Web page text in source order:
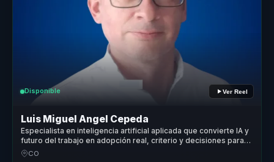
Disponible Ver Reel
Luis Miguel Angel Cepeda
Especialista en inteligencia artificial aplicada que convierte IA y
futuro del trabajo en adopción real, criterio y decisiones para
líderes y empresas.
CO